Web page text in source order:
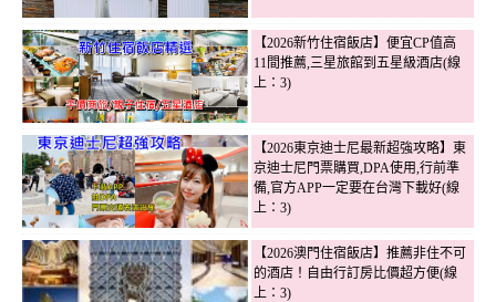
【2026新竹住宿飯店】便宜CP值高
11間推薦,三星旅館到五星級酒店(線
上：3)
【2026東京迪士尼最新超強攻略】東
京迪士尼門票購買,DPA使用,行前準
備,官方APP一定要在台灣下載好(線
上：3)
【2026澳門住宿飯店】推薦非住不可
的酒店！自由行訂房比價超方便(線
上：3)